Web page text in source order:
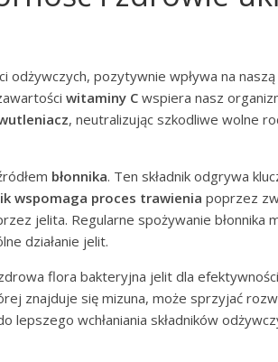
odżywczych, pozytywnie wpływa na
witaminy C wspiera nasz
, neutralizując szkodliwe wolne
błonnika. Ten składnik odgrywa
wspomaga proces trawienia poprzez
jelita. Regularne spożywanie błonnika
działanie jelit.
flora bakteryjna jelit dla efektywności
znajduje się mizuna, może sprzyjać
lepszego wchłaniania składników